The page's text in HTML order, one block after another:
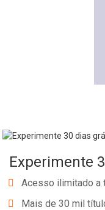
Experimente
Acesso ilimitado a
Mais de 30 mil